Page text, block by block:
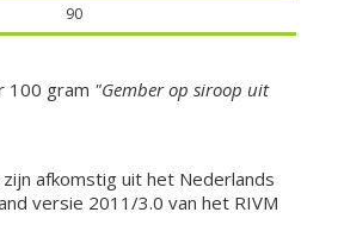
90
100 gram "Gember op siroop uit
afkomstig uit het Nederlands
versie 2011/3.0 van het RIVM